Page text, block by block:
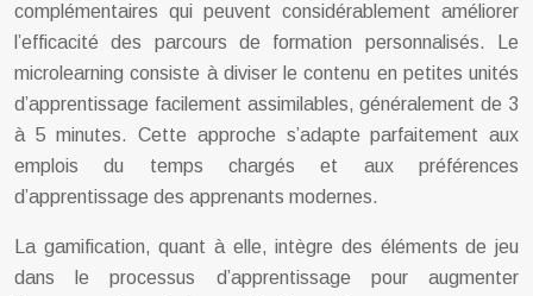
complémentaires qui peuvent considérablement améliorer
l’efficacité des parcours de formation personnalisés. Le
microlearning consiste à diviser le contenu en petites unités
d’apprentissage facilement assimilables, généralement de 3
à 5 minutes. Cette approche s’adapte parfaitement aux
emplois du temps chargés et aux préférences
d’apprentissage des apprenants modernes.
La gamification, quant à elle, intègre des éléments de jeu
dans le processus d’apprentissage pour augmenter